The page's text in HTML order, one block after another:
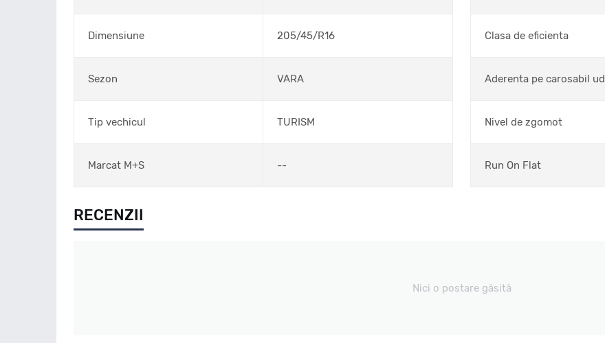
Dimensiune 205/45/R16
Sezon VARA
Tip vechicul TURISM
Marcat M+S --
Clasa de eficienta
Aderenta pe carosabil ud
Nivel de zgomot
Run On Flat
RECENZII
Nici o postare găsită